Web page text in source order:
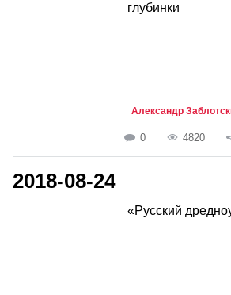
глубинки
Александр
0 4820
2018-08-24
«Русский